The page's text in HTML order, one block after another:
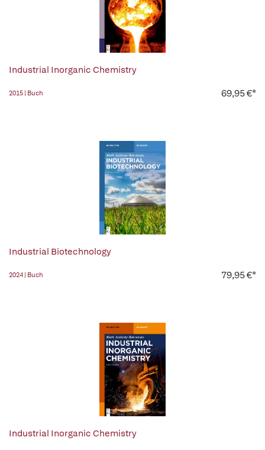
Industrial Inorganic Chemistry
2015 | Buch 69,95 €*
Industrial Biotechnology
2024 | Buch 79,95 €*
Industrial Inorganic Chemistry